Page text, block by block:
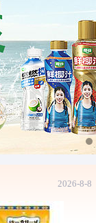
2026-8-8